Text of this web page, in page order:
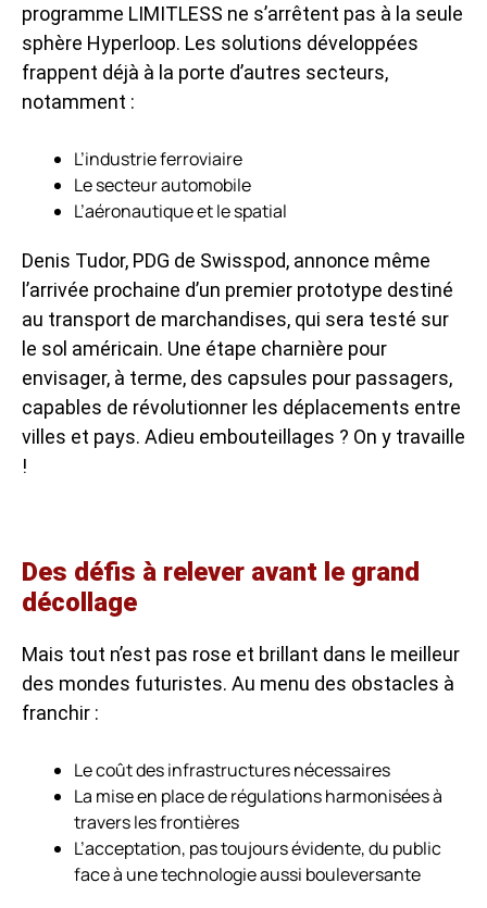
programme LIMITLESS ne s’arrêtent pas à la seule
sphère Hyperloop. Les solutions développées
frappent déjà à la porte d’autres secteurs,
notamment :
L’industrie ferroviaire
Le secteur automobile
L’aéronautique et le spatial
Denis Tudor, PDG de Swisspod, annonce même
l’arrivée prochaine d’un premier prototype destiné
au transport de marchandises, qui sera testé sur
le sol américain. Une étape charnière pour
envisager, à terme, des capsules pour passagers,
capables de révolutionner les déplacements entre
villes et pays. Adieu embouteillages ? On y travaille
!
Des défis à relever avant le grand
décollage
Mais tout n’est pas rose et brillant dans le meilleur
des mondes futuristes. Au menu des obstacles à
franchir :
Le coût des infrastructures nécessaires
La mise en place de régulations harmonisées à
travers les frontières
L’acceptation, pas toujours évidente, du public
face à une technologie aussi bouleversante